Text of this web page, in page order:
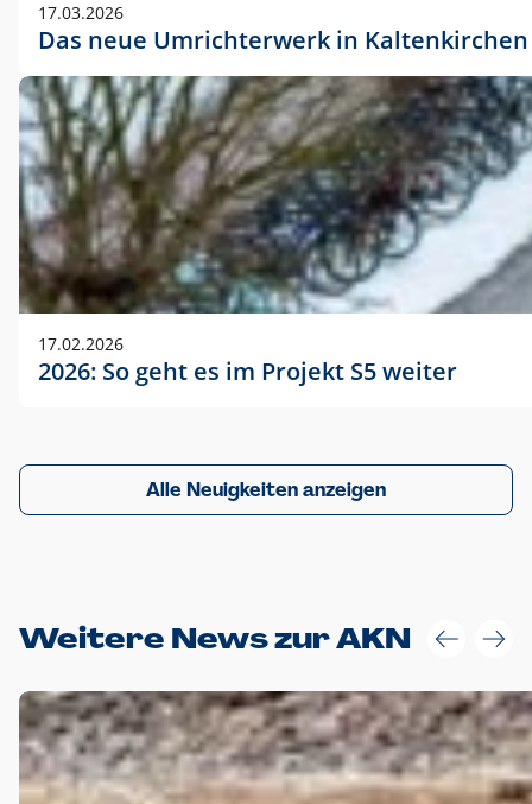
17.03.2026
Das neue Umrichterwerk in Kaltenkirchen
17.02.2026
2026: So geht es im Projekt S5 weiter
Alle Neuigkeiten anzeigen
Weitere News zur AKN